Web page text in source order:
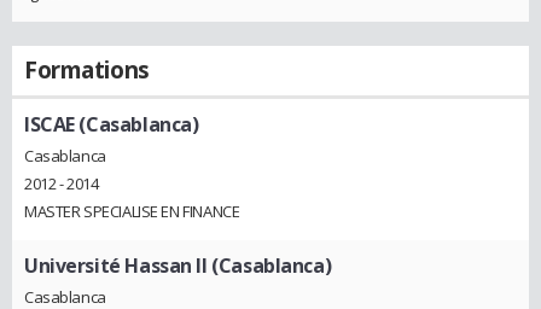
Formations
ISCAE (Casablanca)
Casablanca
2012 - 2014
MASTER SPECIALISE EN FINANCE
Université Hassan II (Casablanca)
Casablanca